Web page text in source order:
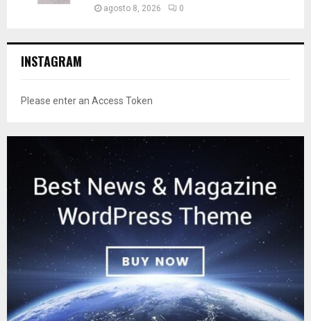
agosto 8, 2026 0
INSTAGRAM
Please enter an Access Token